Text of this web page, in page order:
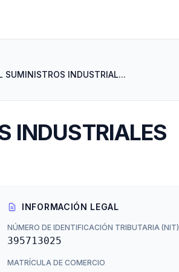
SUMINISTROS INDUSTRIAL...
INDUSTRIALES
INFORMACIÓN LEGAL
NÚMERO DE IDENTIFICACIÓN TRIBUTARIA (NIT)
395713025
MATRÍCULA DE COMERCIO